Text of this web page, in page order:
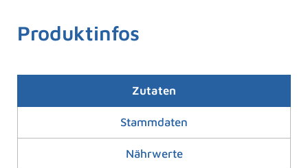
Produktinfos
Zutaten
Stammdaten
Nährwerte